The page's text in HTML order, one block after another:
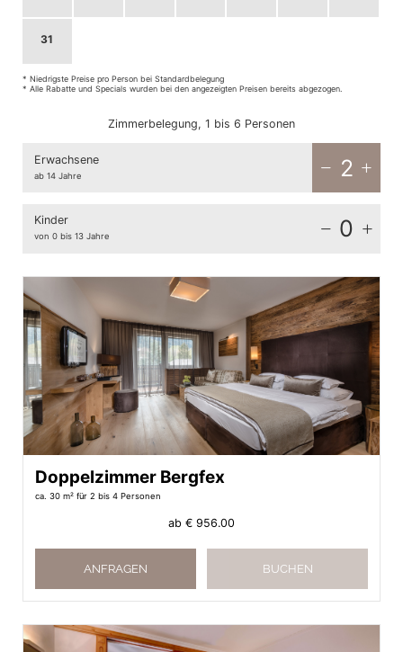
31
* Niedrigste Preise pro Person bei Standardbelegung
* Alle Rabatte und Specials wurden bei den angezeigten Preisen bereits abgezogen.
Zimmerbelegung, 1 bis 6 Personen
Erwachsene
ab 14 Jahre 2
Kinder
von 0 bis 13 Jahre 0
Doppelzimmer Bergfex
ca. 30 m² für 2 bis 4 Personen
ab € 956.00
ANFRAGEN BUCHEN